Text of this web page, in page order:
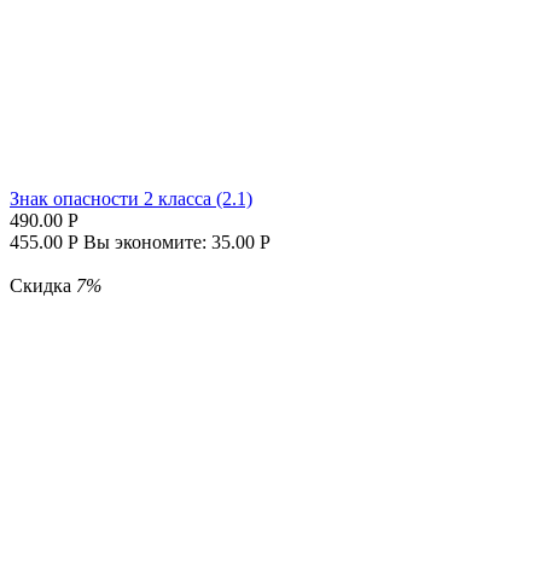
Знак опасности 2 класса (2.1)
490.00 Р
455.00 Р Вы экономите: 35.00 Р
Скидка 7%